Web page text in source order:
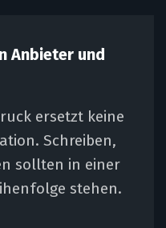
Anbieter und
ersetzt keine
Schreiben,
sollten in einer
stehen.